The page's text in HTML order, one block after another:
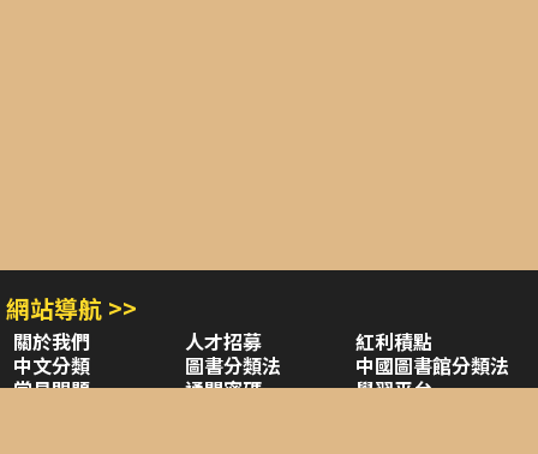
網站導航 >>
關於我們 人才招募
紅利積點
中文分類
圖書分類法
中國圖書館分類法
常見問題
通關密碼
學習平台